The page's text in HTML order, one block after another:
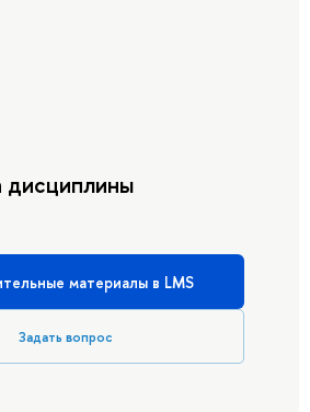
материалы в LMS
Задать вопрос